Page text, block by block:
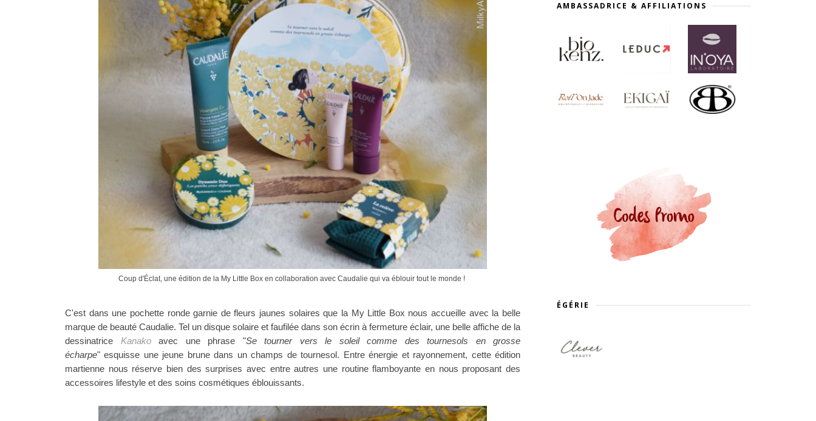
Coup d'Éclat, une édition de la My Little Box en collaboration avec Caudalie qui va éblouir tout le monde !
C'est dans une pochette ronde garnie de fleurs jaunes solaires que la My Little Box nous accueille avec la belle
marque de beauté Caudalie. Tel un disque solaire et faufilée dans son écrin à fermeture éclair, une belle affiche de la
dessinatrice Kanakoavec une phrase "Se tourner vers le soleil comme des tournesols en grosse
écharpe"esquisse une jeune brune dans un champs de tournesol. Entre énergie et rayonnement, cette édition
martienne nous réserve bien des surprises avec entre autres une routine flamboyante en nous proposant des
accessoires lifestyle et des soins cosmétiques éblouissants.
AMBASSADRICE & AFFILIATIONS
ÉGÉRIE